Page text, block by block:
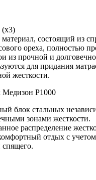
(x3)
состоящий из
ореха, полностью
из прочной и
для придания
жесткости.
Р1000
блок стальных
зонами жесткости.
распределение
отдых c
спящего.